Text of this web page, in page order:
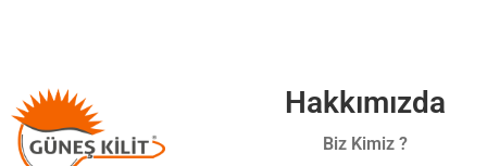
Hakkımızda
Biz Kimiz ?